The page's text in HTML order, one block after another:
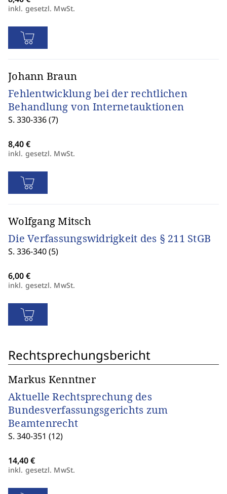
inkl. gesetzl. MwSt.
Johann Braun
Fehlentwicklung bei der rechtlichen
Behandlung von Internetauktionen
S. 330-336 (7)
inkl. gesetzl. MwSt.
Wolfgang Mitsch
Die Verfassungswidrigkeit des § 211 StGB
S. 336-340 (5)
inkl. gesetzl. MwSt.
Rechtsprechungsbericht
Markus Kenntner
Aktuelle Rechtsprechung des
Bundesverfassungsgerichts zum
Beamtenrecht
S. 340-351 (12)
inkl. gesetzl. MwSt.